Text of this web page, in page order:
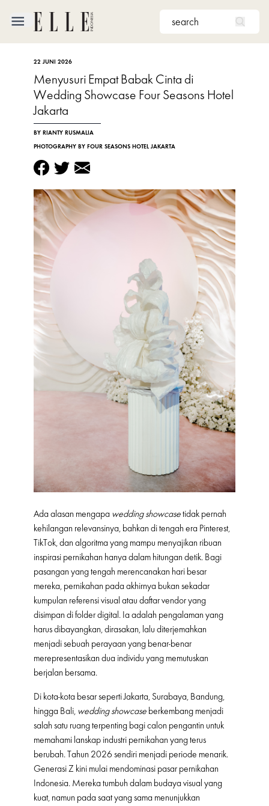
FASHION
BEAUTY
CULTURE
LIFE
BRIDE
ELLE
TV
SHOP
22 JUNI 2026
Menyusuri Empat Babak Cinta di
Wedding Showcase Four Seasons Hotel
Jakarta
BY RIANTY RUSMALIA
PHOTOGRAPHY BY FOUR SEASONS HOTEL JAKARTA
Ada alasan mengapa wedding showcasetidak pernah
kehilangan relevansinya, bahkan di tengah era Pinterest,
TikTok, dan algoritma yang mampu menyajikan ribuan
inspirasi pernikahan hanya dalam hitungan detik. Bagi
pasangan yang tengah merencanakan hari besar
mereka, pernikahan pada akhirnya bukan sekadar
kumpulan referensi visual atau daftar vendor yang
disimpan di folder digital. Ia adalah pengalaman yang
harus dibayangkan, dirasakan, lalu diterjemahkan
menjadi sebuah perayaan yang benar-benar
merepresentasikan dua individu yang memutuskan
berjalan bersama.
Di kota-kota besar seperti Jakarta, Surabaya, Bandung,
hingga Bali, wedding showcase berkembang menjadi
salah satu ruang terpenting bagi calon pengantin untuk
memahami lanskap industri pernikahan yang terus
berubah. Tahun 2026 sendiri menjadi periode menarik.
Generasi Z kini mulai mendominasi pasar pernikahan
Indonesia. Mereka tumbuh dalam budaya visual yang
kuat, namun pada saat yang sama menunjukkan